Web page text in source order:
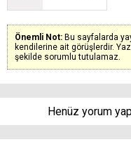
Önemli Not: Bu sayfalarda
kendilerine ait görüşlerdir.
şekilde sorumlu tutulamaz.
Henüz yorum